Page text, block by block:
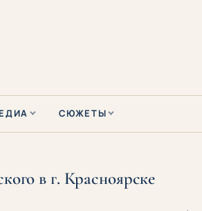
СЮЖЕТЫ
в г. Красноярске